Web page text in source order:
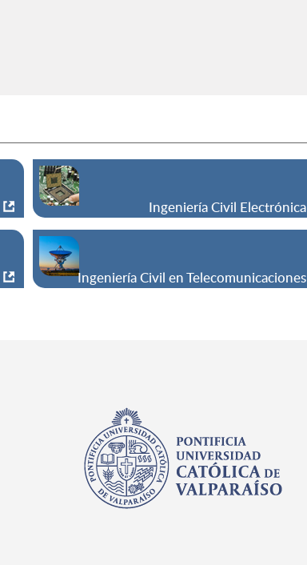
Ingeniería Civil Electrónica
Ingeniería Civil en Telecomunicaciones